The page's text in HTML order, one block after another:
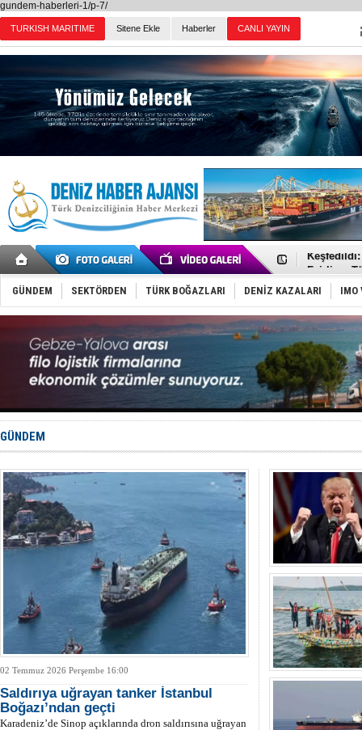
gundem-haberleri-1/p-7/
TURKISH MARITIME Sitene Ekle Haberler CANLI YAYIN
Deniz
Fairline,
Baltık
Runit
Dünyanın
Türk
Hüseyin
Hat-San
Med
Tekne, su
GÜNDEM SEKTÖRDEN TÜRK BOĞAZLARI DENİZ KAZALARI IMO
GÜNDEM
02 Temmuz 2026 Perşembe 16:00
Saldırıya uğrayan tanker İstanbul
Boğazı’ndan geçti
Karadeniz’de Sinop açıklarında dron saldırısına uğrayan